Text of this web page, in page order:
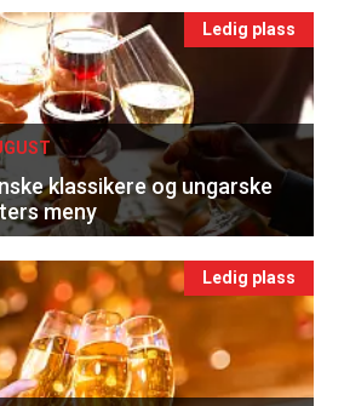
Ledig plass
klassikere og ungarske
meny
Ledig plass